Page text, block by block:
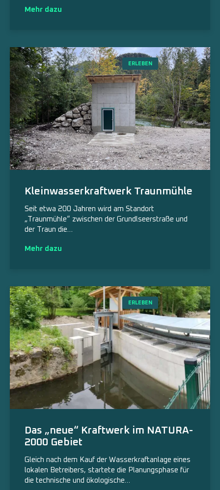
Mehr dazu
ERLEBEN
Kleinwasserkraftwerk Traunmühle
Seit etwa 200 Jahren wird am Standort
„Traunmühle“ zwischen der Grundlseerstraße und
der Traun die…
Mehr dazu
ERLEBEN
Das „neue“ Kraftwerk im NATURA-
2000 Gebiet
Gleich nach dem Kauf der Wasserkraftanlage eines
lokalen Betreibers, startete die Planungsphase für
die technische und ökologische…